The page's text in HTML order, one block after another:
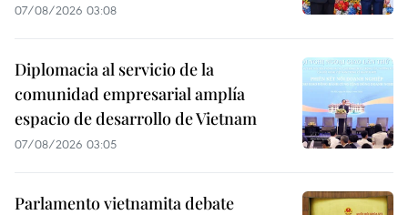
07/08/2026 03:08
Diplomacia al servicio de la
comunidad empresarial amplía
espacio de desarrollo de Vietnam
07/08/2026 03:05
Parlamento vietnamita debate